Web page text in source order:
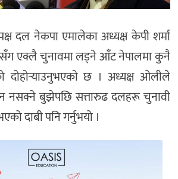
दल नेकपा एमालेका अध्यक्ष केपी शर्मा
एक्लै चुनावमा लड्ने आँट नेपालमा कुनै
दाेहाेर्‍याउनुभएकाे छ । अध्यक्ष ओलीले
बुझेपछि सत्तारुढ दलहरू चुनावी
दाबी पनि गर्नुभयो ।